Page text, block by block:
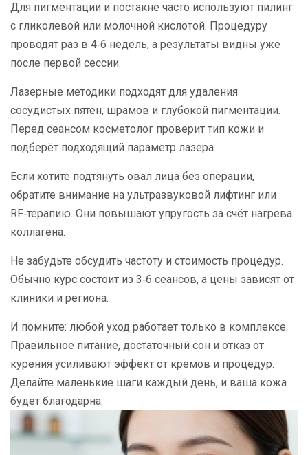
Для пигментации и постакне часто используют пилинг
с гликолевой или молочной кислотой. Процедуру
проводят раз в 4‑6 недель, а результаты видны уже
после первой сессии.
Лазерные методики подходят для удаления
сосудистых пятен, шрамов и глубокой пигментации.
Перед сеансом косметолог проверит тип кожи и
подберёт подходящий параметр лазера.
Если хотите подтянуть овал лица без операции,
обратите внимание на ультразвуковой лифтинг или
RF‑терапию. Они повышают упругость за счёт нагрева
коллагена.
Не забудьте обсудить частоту и стоимость процедур.
Обычно курс состоит из 3‑6 сеансов, а цены зависят от
клиники и региона.
И помните: любой уход работает только в комплексе.
Правильное питание, достаточный сон и отказ от
курения усиливают эффект от кремов и процедур.
Делайте маленькие шаги каждый день, и ваша кожа
будет благодарна.